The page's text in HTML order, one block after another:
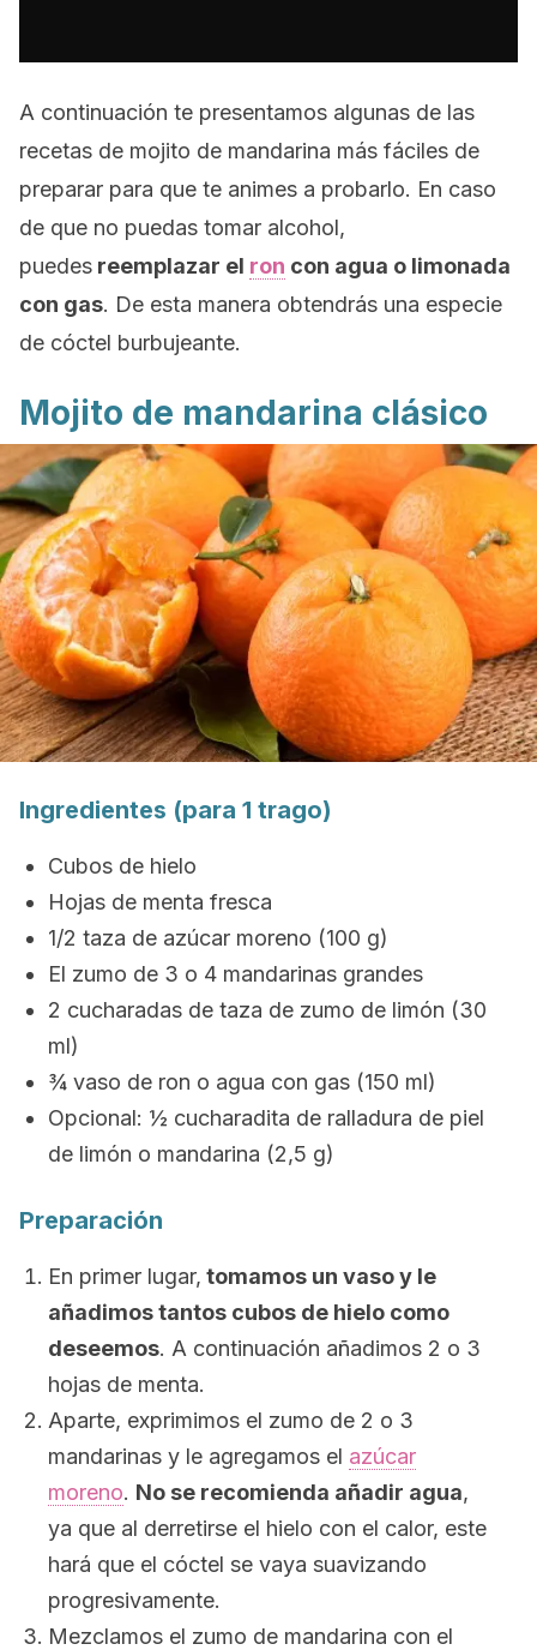
A continuación te presentamos algunas de las
recetas de mojito de mandarina más fáciles de
preparar para que te animes a probarlo. En caso
de que no puedas tomar alcohol,
puedes reemplazar el ron con agua o limonada
con gas. De esta manera obtendrás una especie
de cóctel burbujeante.
Mojito de mandarina clásico
Ingredientes (para 1 trago)
Cubos de hielo
Hojas de menta fresca
1/2 taza de azúcar moreno (100 g)
El zumo de 3 o 4 mandarinas grandes
2 cucharadas de taza de zumo de limón (30
ml)
¾ vaso de ron o agua con gas (150 ml)
Opcional: ½ cucharadita de ralladura de piel
de limón o mandarina (2,5 g)
Preparación
En primer lugar, tomamos un vaso y le
añadimos tantos cubos de hielo como
deseemos. A continuación añadimos 2 o 3
hojas de menta.
Aparte, exprimimos el zumo de 2 o 3
mandarinas y le agregamos el azúcar
moreno. No se recomienda añadir agua,
ya que al derretirse el hielo con el calor, este
hará que el cóctel se vaya suavizando
progresivamente.
Mezclamos el zumo de mandarina con el